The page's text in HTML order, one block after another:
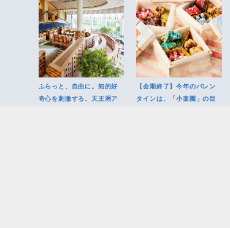
ふらっと、自由に。知的好
奇心を刺激する、天王洲ア
【会期終了】今年のバレン
タインは、「小楽園」の巨